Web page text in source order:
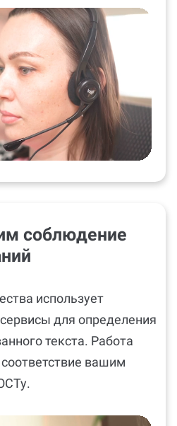
соблюдение
использует
для определения
текста. Работа
вашим